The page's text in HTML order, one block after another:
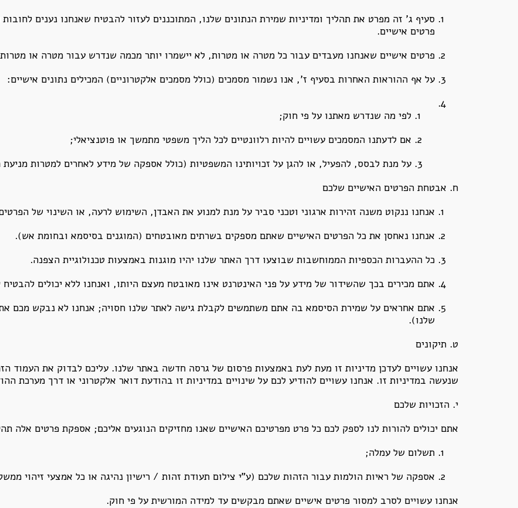
סעיף ג’ זה מפרט את תהליך ומדיניות שמירת הנתונים שלנו, המתוכננים לעזור להבטיח שאנחנו נענים
פרטים אישיים.
פרטים אישיים שאנחנו מעבדים עבור כל מטרה או מטרות, לא יישמרו יותר מכמה שנדרש עבור מטרה או
על אף ההוראות האחרות בסעיף ז’, אנו נשמור מסמכים (כולל מסמכים אלקטרוניים) המכילים נתונים אישיים:
לפי מה שנדרש מאתנו על פי חוק;
אם לדעתנו המסמכים עשויים להיות רלוונטיים לכל הליך משפטי מתמשך או פוטנציאלי;
על מנת לבסס, להפעיל, או להגן על זכויותינו המשפטיות (כולל אספקה של מידע לאחרים למטרות
ח. אבטחת הפרטים האישיים שלכם
אנחנו ננקוט משנה זהירות ארגוני וטכני סביר על מנת למנוע את האבדן, השימוש לרעה, או השינוי של
אנחנו נאחסן את כל הפרטים האישיים שאתם מספקים בשרתים מאובטחים (המוגנים בסיסמא ובחומת אש).
כל ההעברות הכספיות הממוחשבות שבוצעו דרך האתר שלנו יהיו מוגנות באמצעות טכנולוגיית הצפנה.
אתם מכירים בכך שהשידור של מידע על פני האינטרנט אינו מאובטח מעצם היותו, ואנחנו ללא יכולים
אתם אחראים על שמירת הסיסמא בה אתם משתמשים לקבלת גישה לאתר שלנו חסויה; אנחנו לא נבקש מכם
שלנו).
ט. תיקונים
אנחנו עשויים לעדכן מדיניות זו מעת לעת באמצעות פרסום של גרסה חדשה באתר שלנו. עליכם לבדוק את העמוד
שנעשה במדיניות זו. אנחנו עשויים להודיע לכם על שינויים במדיניות זו בהודעת דואר אלקטרוני או דרך מערכת
י. הזכויות שלכם
אתם יכולים להורות לנו לספק לכם כל פרט מפרטיכם האישיים שאנו מחזיקים הנוגעים אליכם; אספקת פרטים אלה
תשלום של עמלה;
אספקה של ראיות הולמות עבור הזהות שלכם (ע"י צילום תעודת זהות / רישיון נהיגה או כל אמצעי זיהוי
אנחנו עשויים לסרב למסור פרטים אישיים שאתם מבקשים עד למידה המורשית על פי חוק.